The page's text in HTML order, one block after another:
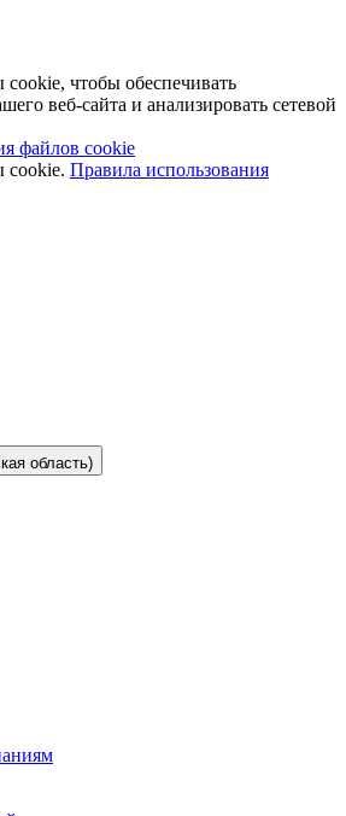
чтобы обеспечивать
веб-сайта и анализировать сетевой
файлов cookie
cookie. Правила использования
область)